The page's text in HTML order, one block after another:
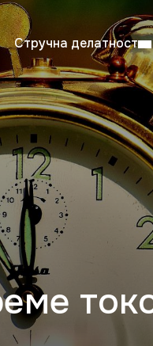
Стручна делатност
Студентска
Радно